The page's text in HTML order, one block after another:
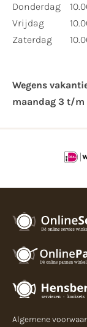
Donderdag
Vrijdag
Zaterdag
Wegens
maandag 3 t/m
Algemene